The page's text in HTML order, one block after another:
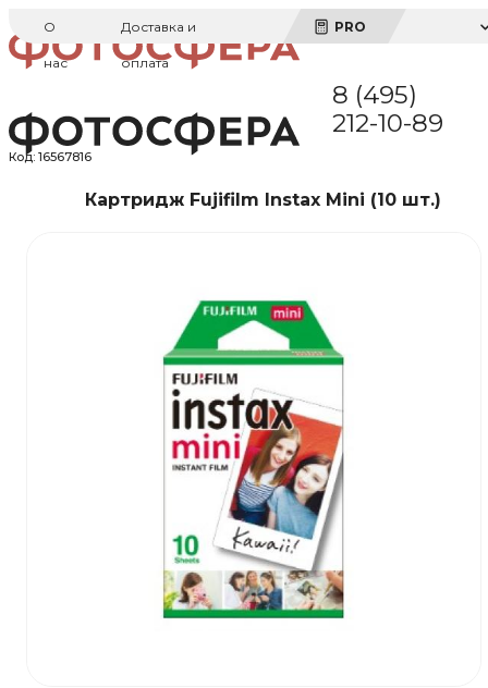
О
нас
Доставка и
оплата
PRO
8 (495)
212-10-89
Код: 16567816
Картридж Fujifilm Instax Mini (10 шт.)